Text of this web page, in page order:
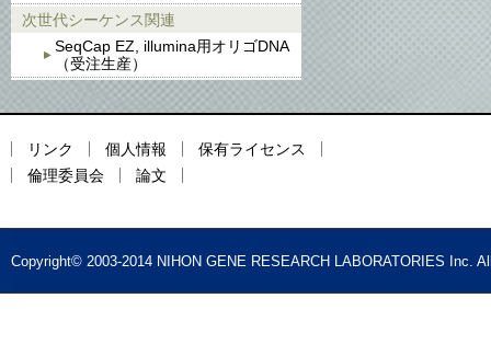
次世代シーケンス関連
SeqCap EZ, illumina用オリゴDNA
（受注生産）
リンク 個人情報
保有ライセンス
倫理委員会
論文
Copyright© 2003-2014 NIHON GENE RESEARCH LABORATORIES Inc.